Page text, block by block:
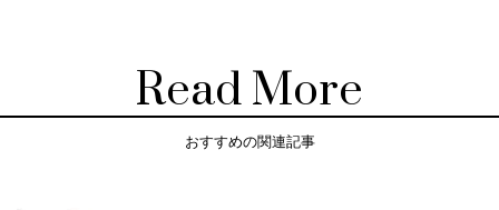
Read More
おすすめの関連記事